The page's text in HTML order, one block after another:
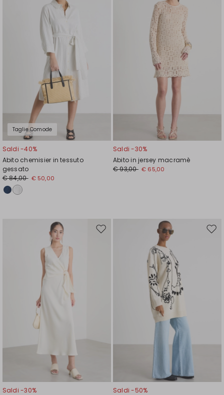
Taglie Comode
Saldi -40%
Abito chemisier in tessuto
gessato
€ 84,00 € 50,00
Saldi -30%
Abito in jersey macramè
€ 93,00 € 65,00
Sposta
Saldi -30%
Saldi -50%